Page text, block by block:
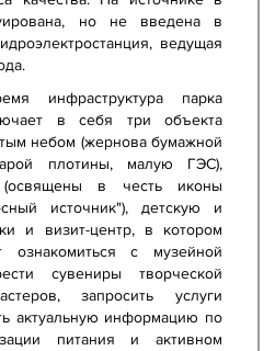
но не введена в
ведущая
инфраструктура парка
в себя три объекта
небом (жернова бумажной
плотины, малую ГЭС),
в честь иконы
источник"), детскую и
и визит-центр, в котором
ознакомиться с музейной
сувениры творческой
запросить услуги
актуальную информацию по
питания и активном